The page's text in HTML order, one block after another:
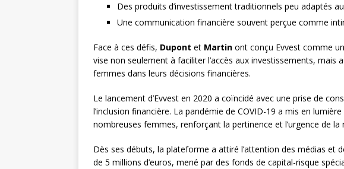
Des produits d’investissement traditionnels peu adaptés
Une communication financière souvent perçue comme
Face à ces défis, Dupont et Martin ont conçu Evvest comme
vise non seulement à faciliter l’accès aux investissements, mais
femmes dans leurs décisions financières.
Le lancement d’Evvest en 2020 a coïncidé avec une prise de
l’inclusion financière. La pandémie de COVID-19 a mis en
nombreuses femmes, renforçant la pertinence et l’urgence de la
Dès ses débuts, la plateforme a attiré l’attention des médias et
de 5 millions d’euros, mené par des fonds de capital-risque